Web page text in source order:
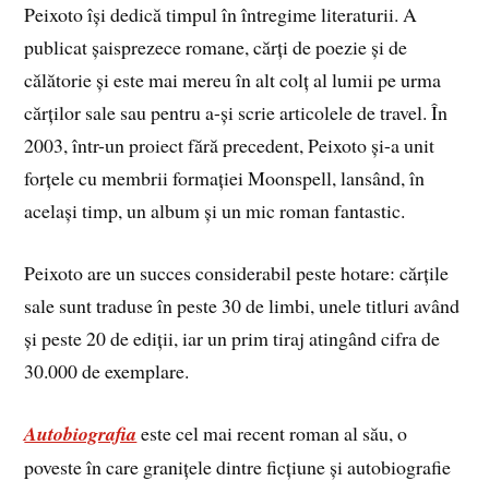
Peixoto își dedică timpul în întregime literaturii. A
publicat șaisprezece romane, cărți de poezie și de
călătorie și este mai mereu în alt colț al lumii pe urma
cărților sale sau pentru a-și scrie articolele de travel. În
2003, într-un proiect fără precedent, Peixoto și-a unit
forțele cu membrii formației Moonspell, lansând, în
același timp, un album și un mic roman fantastic.
Peixoto are un succes considerabil peste hotare: cărțile
sale sunt traduse în peste 30 de limbi, unele titluri având
și peste 20 de ediţii, iar un prim tiraj atingând cifra de
30.000 de exemplare.
Autobiografia este cel mai recent roman al său, o
poveste în care granițele dintre ficțiune și autobiografie